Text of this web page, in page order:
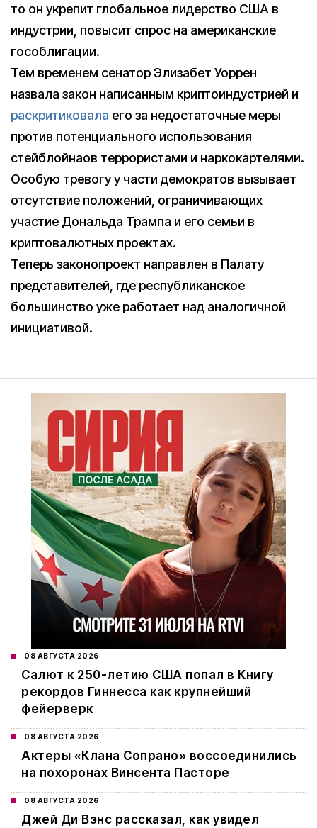
то он укрепит глобальное лидерство США в
индустрии, повысит спрос на американские
гособлигации.
Тем временем сенатор Элизабет Уоррен
назвала закон написанным криптоиндустрией и
раскритиковала его за недостаточные меры
против потенциального использования
стейблойнаов террористами и наркокартелями.
Особую тревогу у части демократов вызывает
отсутствие положений, ограничивающих
участие Дональда Трампа и его семьи в
криптовалютных проектах.
Теперь законопроект направлен в Палату
представителей, где республиканское
большинство уже работает над аналогичной
инициативой.
08 АВГУСТА 2026
Салют к 250-летию США попал в Книгу
рекордов Гиннесса как крупнейший
фейерверк
08 АВГУСТА 2026
Актеры «Клана Сопрано» воссоединились
на похоронах Винсента Пасторе
08 АВГУСТА 2026
Джей Ди Вэнс рассказал, как увидел